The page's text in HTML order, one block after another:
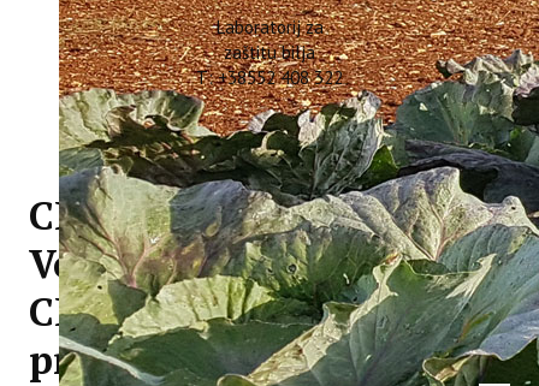
Laboratorij za
zaštitu bilja
T: +38552 408 322
CIRCOLIVE radionica u
Vodnjanu: Predstavljanje
CIRCOLIVE edukativnih
programa za maslinare